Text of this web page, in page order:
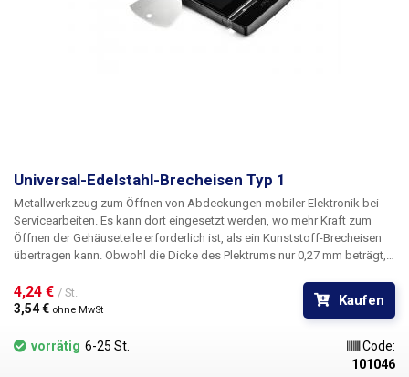
Universal-Edelstahl-Brecheisen Typ 1
Metallwerkzeug zum Öffnen von Abdeckungen mobiler Elektronik bei
Servicearbeiten. Es kann dort eingesetzt werden, wo mehr Kraft zum
Öffnen der Gehäuseteile erforderlich ist, als ein Kunststoff-Brecheisen
übertragen kann. Obwohl die Dicke des Plektrums nur 0,27 mm beträgt,
abgerundet, so dass es seinen Zweck erfüllt - nicht zum Kratzen, nicht
zum Schneiden, sondern zum Stemmen.
4,24 € / St.
3,54 € ohne MwSt
Kaufen
vorrätig 6-25 St.
Code:
101046